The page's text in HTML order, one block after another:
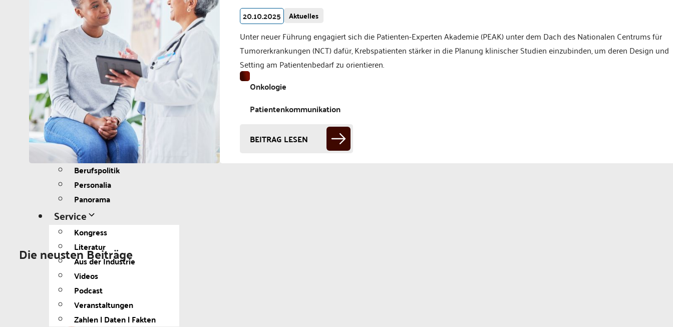
Dermatologie
Diabetologie
Gynäkologie
Kardiologie
Neurologie und Psychiatrie
Onkologie
Ophthalmologie
Pädiatrie
Urologie
Aktuelles
Aktuelles
Berufspolitik
Personalia
Panorama
Service
Kongress
Literatur
Aus der Industrie
Videos
Podcast
Veranstaltungen
Zahlen | Daten | Fakten
20.10.2025 Aktuelles
Unter neuer Führung engagiert sich die Patienten-Experten Akademie (PEAK) unter dem Dach des Nationalen Centrums für
Tumorerkrankungen (NCT) dafür, Krebspatienten stärker in die Planung klinischer Studien einzubinden, um deren Design und
Setting am Patientenbedarf zu orientieren.
Onkologie
Patientenkommunikation
BEITRAG LESEN
Die neusten Beiträge